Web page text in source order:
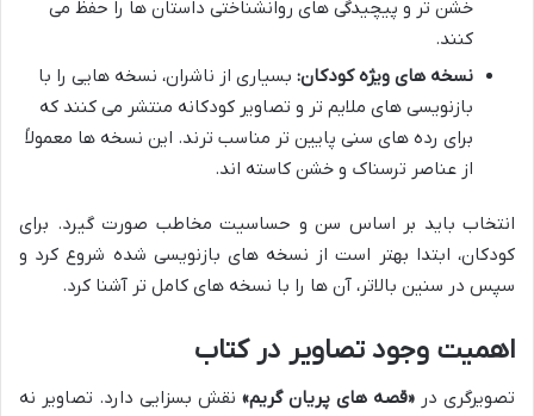
خشن تر و پیچیدگی های روانشناختی داستان ها را حفظ می
کنند.
نسخه های ویژه کودکان: بسیاری از ناشران، نسخه هایی را با
بازنویسی های ملایم تر و تصاویر کودکانه منتشر می کنند که
برای رده های سنی پایین تر مناسب ترند. این نسخه ها معمولاً
از عناصر ترسناک و خشن کاسته اند.
انتخاب باید بر اساس سن و حساسیت مخاطب صورت گیرد. برای
کودکان، ابتدا بهتر است از نسخه های بازنویسی شده شروع کرد و
سپس در سنین بالاتر، آن ها را با نسخه های کامل تر آشنا کرد.
اهمیت وجود تصاویر در کتاب
تصویرگری در «قصه های پریان گریم» نقش بسزایی دارد. تصاویر نه